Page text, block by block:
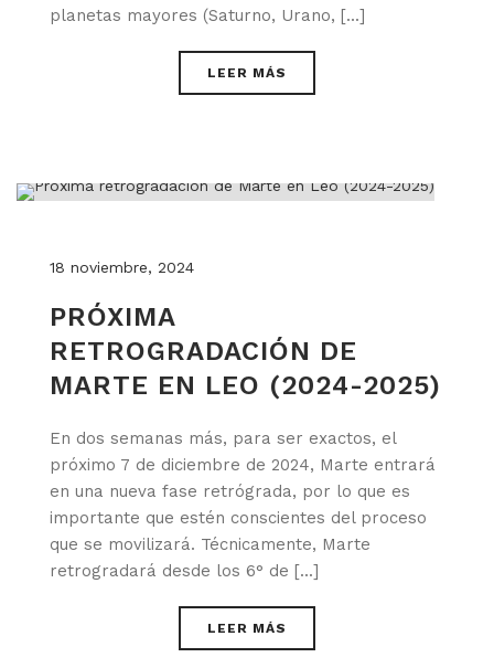
planetas mayores (Saturno, Urano, [...]
LEER MÁS
18 noviembre, 2024
PRÓXIMA
RETROGRADACIÓN DE
MARTE EN LEO (2024-2025)
En dos semanas más, para ser exactos, el
próximo 7 de diciembre de 2024, Marte entrará
en una nueva fase retrógrada, por lo que es
importante que estén conscientes del proceso
que se movilizará. Técnicamente, Marte
retrogradará desde los 6° de [...]
LEER MÁS